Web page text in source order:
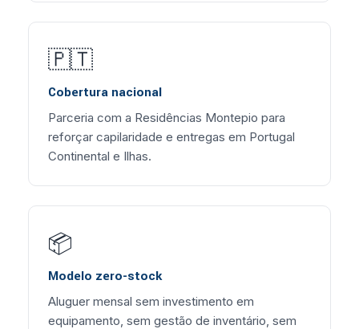
🇵🇹
Cobertura nacional
Parceria com a Residências Montepio para
reforçar capilaridade e entregas em Portugal
Continental e Ilhas.
📦
Modelo zero-stock
Aluguer mensal sem investimento em
equipamento, sem gestão de inventário, sem